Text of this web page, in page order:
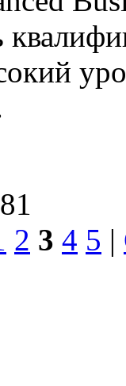
2 3 4 5 |